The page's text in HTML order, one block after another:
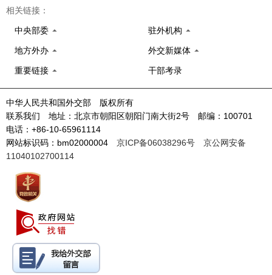
相关链接：
中央部委 驻外机构
地方外办 外交新媒体
重要链接 干部考录
中华人民共和国外交部 版权所有
联系我们 地址：北京市朝阳区朝阳门南大街2号 邮编：100701
电话：+86-10-65961114
网站标识码：bm02000004 京ICP备06038296号
京公网安备
11040102700114